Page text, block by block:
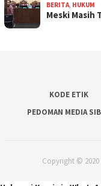
BERITA, HUKUM
Meski Masih
KODE ETIK
PEDOMAN MEDIA
Copyright © 2020